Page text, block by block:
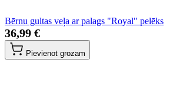
Bērnu gultas veļa ar palags "Royal" pelēks
36,99 €
Pievienot grozam